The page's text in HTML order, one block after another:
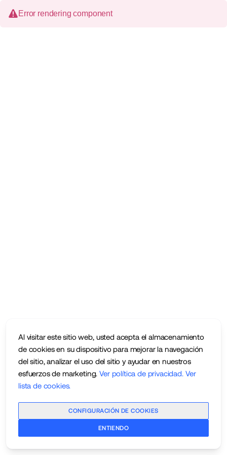
Al visitar este sitio web, usted acepta el almacenamiento
de cookies en su dispositivo para mejorar la navegación
del sitio, analizar el uso del sitio y ayudar en nuestros
esfuerzos de marketing.Ver política de privacidad. Ver
lista de cookies.
CONFIGURACIÓN DE COOKIES
ENTIENDO
Error rendering component